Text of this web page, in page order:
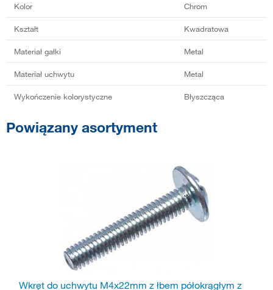
Kolor Chrom
Kształt Kwadratowa
Materiał gałki Metal
Materiał uchwytu Metal
Wykończenie kolorystyczne Błyszcząca
Powiązany asortyment
Wkręt do uchwytu M4x22mm z łbem półokrągłym z